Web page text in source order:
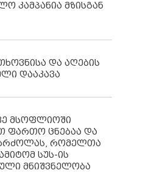
კამპანია მზისგან
და აღების
დააკავა
მსოფლიოში
ფართო ცნებაა და
რომელთა
სუს-ის
მნიშვნელობა